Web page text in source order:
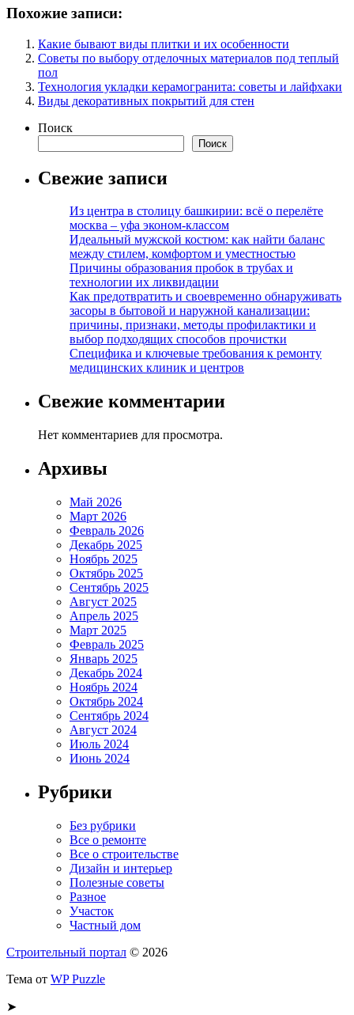
Похожие записи:
Какие бывают виды плитки и их особенности
Советы по выбору отделочных материалов под теплый
пол
Технология укладки керамогранита: советы и лайфхаки
Виды декоративных покрытий для стен
Поиск
Поиск
Свежие записи
Из центра в столицу башкирии: всё о перелёте
москва – уфа эконом-классом
Идеальный мужской костюм: как найти баланс
между стилем, комфортом и уместностью
Причины образования пробок в трубах и
технологии их ликвидации
Как предотвратить и своевременно обнаруживать
засоры в бытовой и наружной канализации:
причины, признаки, методы профилактики и
выбор подходящих способов прочистки
Специфика и ключевые требования к ремонту
медицинских клиник и центров
Свежие комментарии
Нет комментариев для просмотра.
Архивы
Май 2026
Март 2026
Февраль 2026
Декабрь 2025
Ноябрь 2025
Октябрь 2025
Сентябрь 2025
Август 2025
Апрель 2025
Март 2025
Февраль 2025
Январь 2025
Декабрь 2024
Ноябрь 2024
Октябрь 2024
Сентябрь 2024
Август 2024
Июль 2024
Июнь 2024
Рубрики
Без рубрики
Все о ремонте
Все о строительстве
Дизайн и интерьер
Полезные советы
Разное
Участок
Частный дом
Строительный портал © 2026
Тема от WP Puzzle
➤